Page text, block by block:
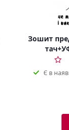
Зошит
Є в